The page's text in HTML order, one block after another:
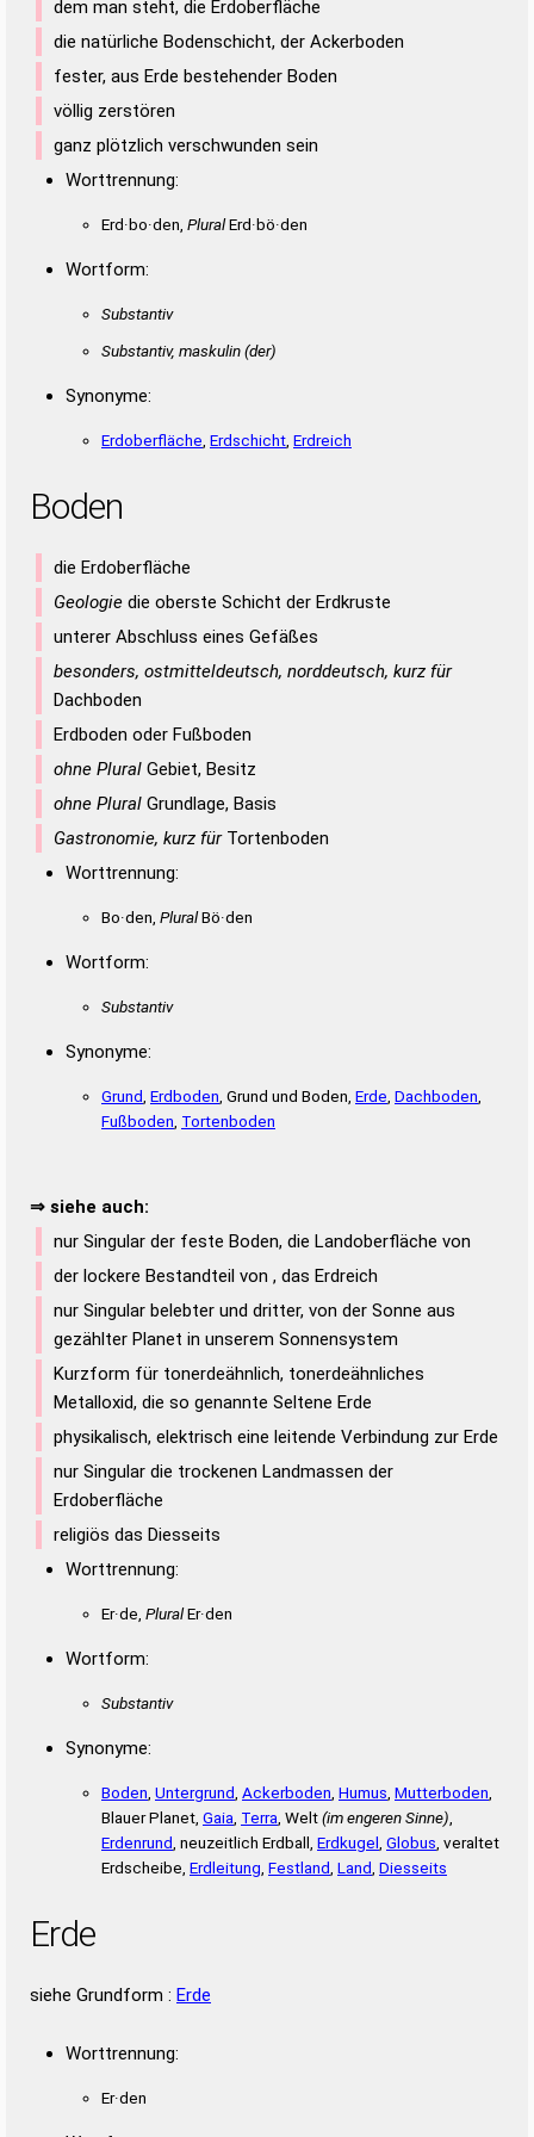
dem man steht, die Erdoberfläche
die natürliche Bodenschicht, der Ackerboden
fester, aus Erde bestehender Boden
völlig zerstören
ganz plötzlich verschwunden sein
Worttrennung:
Erd·bo·den, PluralErd·bö·den
Wortform:
Substantiv
Substantiv, maskulin(der)
Synonyme:
Erdoberfläche Erdschicht Erdreich
Boden
die Erdoberfläche
Geologie die oberste Schicht der Erdkruste
unterer Abschluss eines Gefäßes
besonders, ostmitteldeutsch, norddeutsch, kurz für
Dachboden
Erdboden oder Fußboden
ohne Plural Gebiet, Besitz
ohne Plural Grundlage, Basis
Gastronomie, kurz fürTortenboden
Worttrennung:
Bo·den, PluralBö·den
Wortform:
Substantiv
Synonyme:
Grund Erdboden , Grund und Boden, Erde Dachboden
Fußboden Tortenboden
⇒ siehe auch:
nur Singular der feste Boden, die Landoberfläche von
der lockere Bestandteil von , das Erdreich
nur Singular belebter und dritter, von der Sonne aus
gezählter Planet in unserem Sonnensystem
Kurzform für tonerdeähnlich, tonerdeähnliches
Metalloxid, die so genannte Seltene Erde
physikalisch, elektrisch eine leitende Verbindung zur Erde
nur Singular die trockenen Landmassen der
Erdoberfläche
religiös das Diesseits
Worttrennung:
Er·de, PluralEr·den
Wortform:
Substantiv
Synonyme:
Boden Untergrund Ackerboden Humus Mutterboden
Blauer Planet, Gaia Terra , Welt(im engeren Sinne)
Erdenrund , neuzeitlich Erdball, Erdkugel Globus , veraltet
Erdscheibe, Erdleitung Festland Land Diesseits
Erde
siehe Grundform : Erde
Worttrennung:
Er·den